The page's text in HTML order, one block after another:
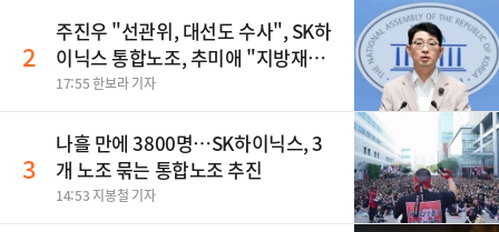
2
주진우 "선관위, 대선도 수사", SK하
이닉스 통합노조, 추미애 "지방재정
바꿔야", 세제개편 이달 정리 등
17:55 한보라 기자
3
나흘 만에 3800명…SK하이닉스, 3
개 노조 묶는 통합노조 추진
14:53 지봉철 기자